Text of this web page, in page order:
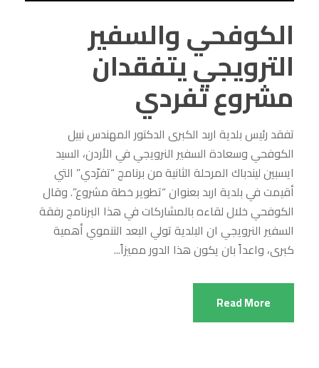
الكوفحي والسفير
الترويجي يتفقدان
مشروع تفردي
تفقد رئيس بلدية اربد الكبرى الدكتور المهندس نبيل
الكوفحي وسعادة السفير النرويجي في الأردن، السيد
ايسبين ليندباك المرحلة الثانية من برنامج “تفرّدي” التي
أقيمت في بلدية اربد بعنوان “تطوير خطة مشروع”. وقال
الكوفحي خلال لقاءه بالمشاركات في هذا البرنامج رفقة
السفير النرويجي ان البلدية تولي البعد التنموي أهمية
كبرى، واعداً بان يكون هذا الدور مميزاً...
Read More